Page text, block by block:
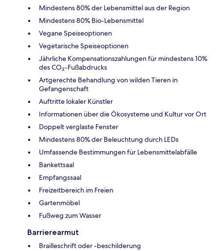
Mindestens 80% der Lebensmittel aus der Region
Mindestens 80% Bio-Lebensmittel
Vegane Speiseoptionen
Vegetarische Speiseoptionen
Jährliche Kompensationszahlungen für mindestens 10%
des CO₂-Fußabdrucks
Artgerechte Behandlung von wilden Tieren in
Gefangenschaft
Auftritte lokaler Künstler
Informationen über die Ökosysteme und Kultur vor Ort
Doppelt verglaste Fenster
Mindestens 80% der Beleuchtung durch LEDs
Umfassende Bestimmungen für Lebensmittelabfälle
Bankettsaal
Empfangssaal
Freizeitbereich im Freien
Gartenmöbel
Fußweg zum Wasser
Barrierearmut
Brailleschrift oder -beschilderung